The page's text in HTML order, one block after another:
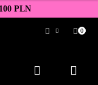
PLN
Zarejestruj się
0